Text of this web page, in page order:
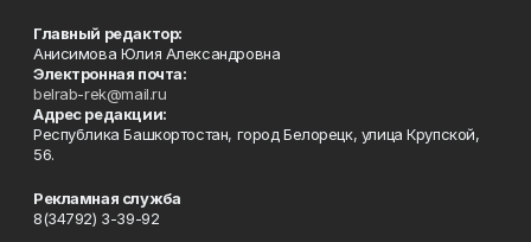
Главный редактор:
Анисимова Юлия Александровна
Электронная почта:
belrab-rek@mail.ru
Адрес редакции:
Республика Башкортостан, город Белорецк, улица Крупской,
56.
Рекламная служба
8(34792) 3-39-92